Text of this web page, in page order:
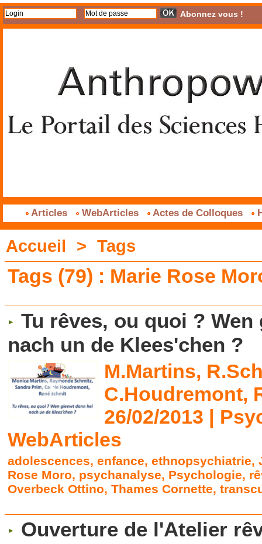
Abonnez vous !
Articles WebArticles Actes de Colloques
Accueil > Tags
Tags (79) : Marie Rose
Tu rêves, ou quoi ?
nach un de Klees'chen ?
M.Martins,
C.Houdremont,
26/02/2013 |
WebArticles
adolescences,enfance,ethnopsychiatrie,
Rose Moro, psychanalyse, Psychologie,
Overbeck Ottino,Thames Cornette,
Ouverture de l'Atelier